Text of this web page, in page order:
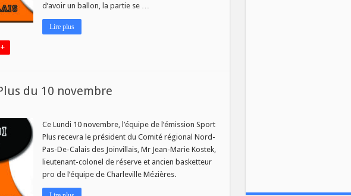
d’avoir un ballon, la partie se …
Lire plus
du 10 novembre
Ce Lundi 10 novembre, l’équipe de l’émission Sport
Plus recevra le président du Comité régional Nord-
Pas-De-Calais des Joinvillais, Mr Jean-Marie Kostek,
lieutenant-colonel de réserve et ancien basketteur
pro de l’équipe de Charleville Mézières.